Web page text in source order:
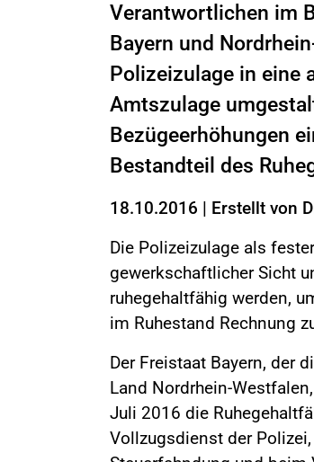
Verantwortlichen im
Bayern und
Polizeizulage in eine
Amtszulage
Bezügeerhöhungen
Bestandteil des
18.10.2016 | Erstellt von
Die Polizeizulage als
gewerkschaftlicher Sicht
ruhegehaltfähig werden,
im Ruhestand Rechnung
Der Freistaat Bayern, der
Land Nordrhein-
Juli 2016 die
Vollzugsdienst der